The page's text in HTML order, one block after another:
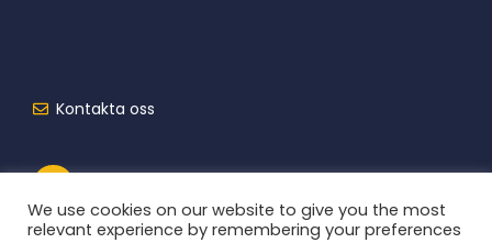
Kontakta oss
We use cookies on our website to give you the most
relevant experience by remembering your preferences